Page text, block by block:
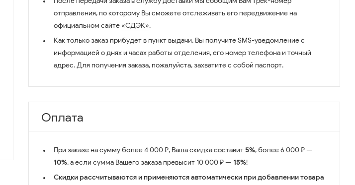
отправления, по которому Вы сможете отслеживать его передвижение на
официальном сайте«СДЭК».
Как только заказ прибудет в пункт выдачи, Вы получите SMS-уведомление с
информацией о днях и часах работы отделения, его номер телефона и точный
адрес. Для получения заказа, пожалуйста, захватите с собой паспорт.
Оплата
При заказе на сумму более 4 000 ₽, Ваша скидка составит5%, более 6 000 ₽ —
10%, а если сумма Вашего заказа превысит 10 000 ₽ — 15%!
Скидки рассчитываются и применяются автоматически при добавлении товара